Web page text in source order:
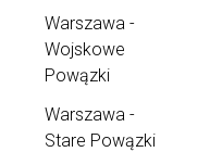
Warszawa -
Wojskowe
Powązki
Warszawa -
Stare Powązki